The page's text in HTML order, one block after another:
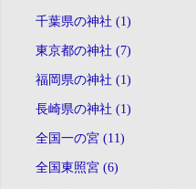
千葉県の神社 (1)
東京都の神社 (7)
福岡県の神社 (1)
長崎県の神社 (1)
全国一の宮 (11)
全国東照宮 (6)